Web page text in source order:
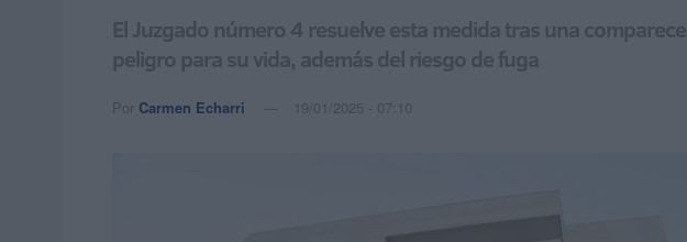
El Juzgado número 4 resuelve esta medida tras una
peligro para su vida, además del riesgo de fuga
Por Carmen Echarri 19/01/2025 - 07:10